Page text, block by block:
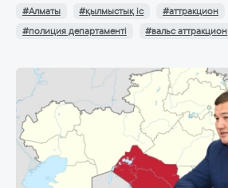
#Алматы #қылмыстық іс
#аттракцион
#полиция департаменті
#вальс аттракцион